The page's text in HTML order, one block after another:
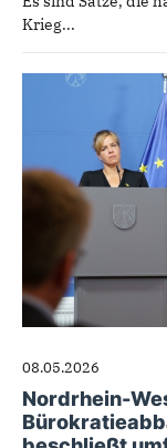
Krieg...
08.05.2026
Nordrhein-